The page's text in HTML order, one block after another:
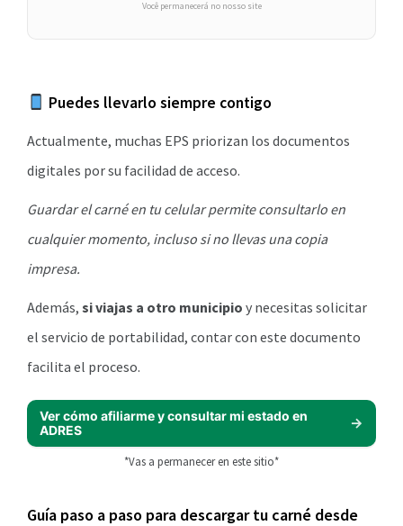
Você permanecerá no nosso site
Puedes llevarlo siempre contigo
Actualmente, muchas EPS priorizan los documentos
digitales por su facilidad de acceso.
Guardar el carné en tu celular permite consultarlo en
cualquier momento, incluso si no llevas una copia
impresa.
Además, si viajas a otro municipio y necesitas solicitar
el servicio de portabilidad, contar con este documento
facilita el proceso.
Ver cómo afiliarme y consultar mi estado en
ADRES
*Vas a permanecer en este sitio*
Guía paso a paso para descargar tu carné desde